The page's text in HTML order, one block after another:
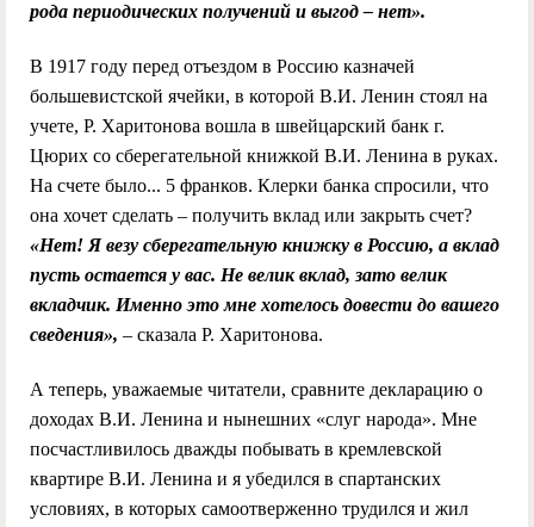
рода периодических получений и выгод – нет».
В 1917 году перед отъездом в Россию казначей
большевистской ячейки, в которой В.И. Ленин стоял на
учете, Р. Харитонова вошла в швейцарский банк г.
Цюрих со сберегательной книжкой В.И. Ленина в руках.
На счете было... 5 франков. Клерки банка спросили, что
она хочет сделать – получить вклад или закрыть счет?
«Нет! Я везу сберегательную книжку в Россию, а вклад
пусть остается у вас. Не велик вклад, зато велик
вкладчик. Именно это мне хотелось довести до вашего
сведения», – сказала Р. Харитонова.
А теперь, уважаемые читатели, сравните декларацию о
доходах В.И. Ленина и нынешних «слуг народа». Мне
посчастливилось дважды побывать в кремлевской
квартире В.И. Ленина и я убедился в спартанских
условиях, в которых самоотверженно трудился и жил